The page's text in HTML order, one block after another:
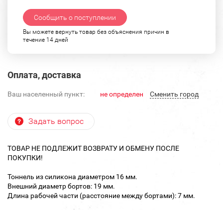
Сообщить о поступлении
Вы можете вернуть товар без объяснения причин в
течение 14 дней
Оплата, доставка
Ваш населенный пункт: не определен Cменить город
Задать вопрос
ТОВАР НЕ ПОДЛЕЖИТ ВОЗВРАТУ И ОБМЕНУ ПОСЛЕ
ПОКУПКИ!
Тоннель из силикона диаметром 16 мм.
Внешний диаметр бортов: 19 мм.
Длина рабочей части (расстояние между бортами): 7 мм.